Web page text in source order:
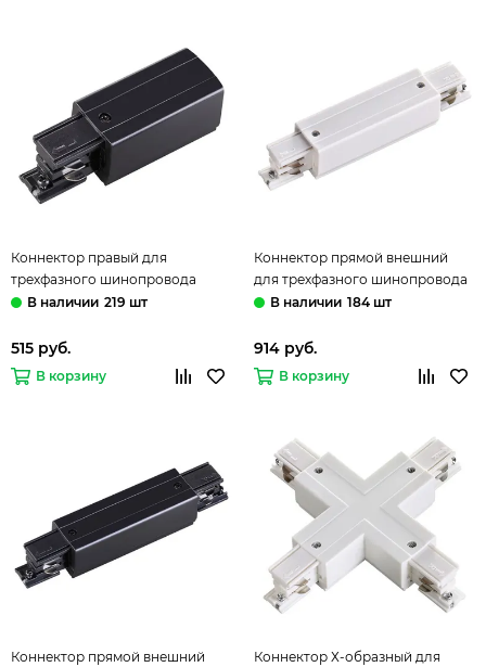
Коннектор правый для
трехфазного шинопровода
135049 черный Novotech
219 шт
515 руб.
В корзину
Коннектор прямой внешний
для трехфазного шинопровода
135050 белый Novotech
184 шт
914 руб.
В корзину
Коннектор прямой внешний
Коннектор Х-образный для